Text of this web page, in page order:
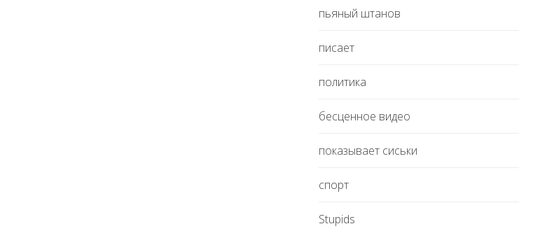
пьяный штанов
писает
политика
бесценное видео
показывает сиськи
спорт
Stupids